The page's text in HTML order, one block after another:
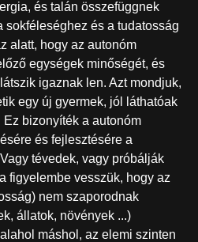
és talán összefüggnek
sokféleséghez és a tudatosság
alatt, hogy az autonóm
egységek minőségét, és
igaznak len. Azt mondjuk,
egy új gyermek, jól láthatóak
bizonyíték a autonóm
és fejlesztésére a
tévedek, vagy próbálják
figyelembe vesszük, hogy az
nem szaporodnak
állatok, növények ...)
máshol, az elemi szinten